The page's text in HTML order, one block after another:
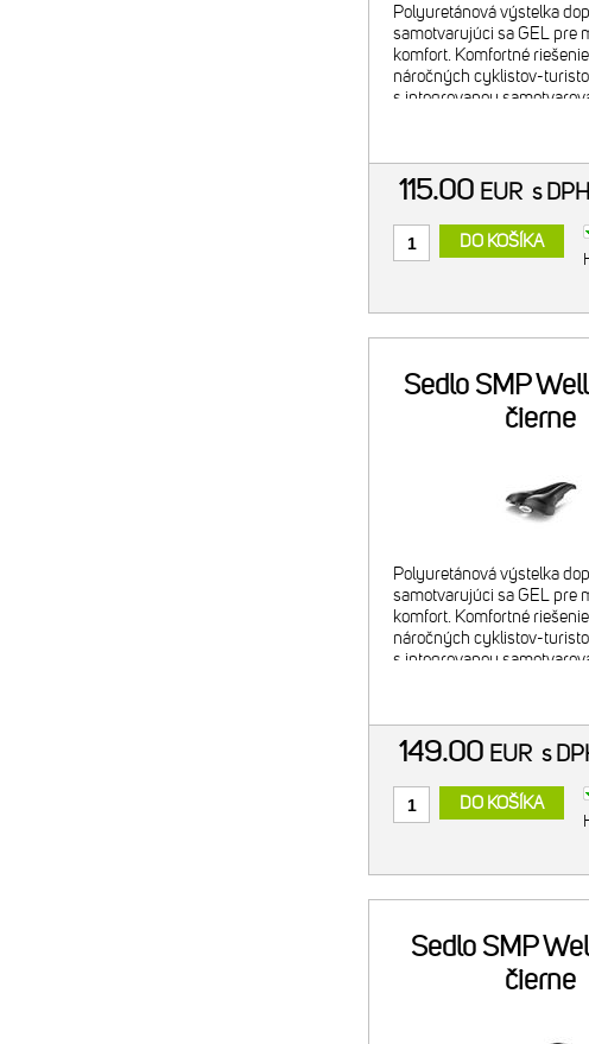
Polyuretánová výstelka
samotvarujúci sa GEL pre
komfort. Komfortné
náročných cyklistov-
s integrovanou
115.00 EUR s DPH
DO KOŠÍKA
Sedlo SMP
čierne
Polyuretánová výstelka
samotvarujúci sa GEL pre
komfort. Komfortné
náročných cyklistov-
s integrovanou
149.00 EUR s
DO KOŠÍKA
Sedlo SMP
čierne